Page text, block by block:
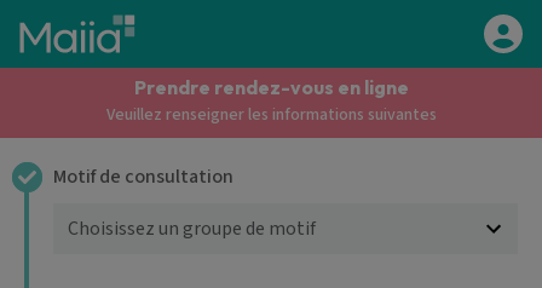
Aller au contenu principal
Prendre rendez-vous en ligne
Veuillez renseigner les informations suivantes
Motif de consultation